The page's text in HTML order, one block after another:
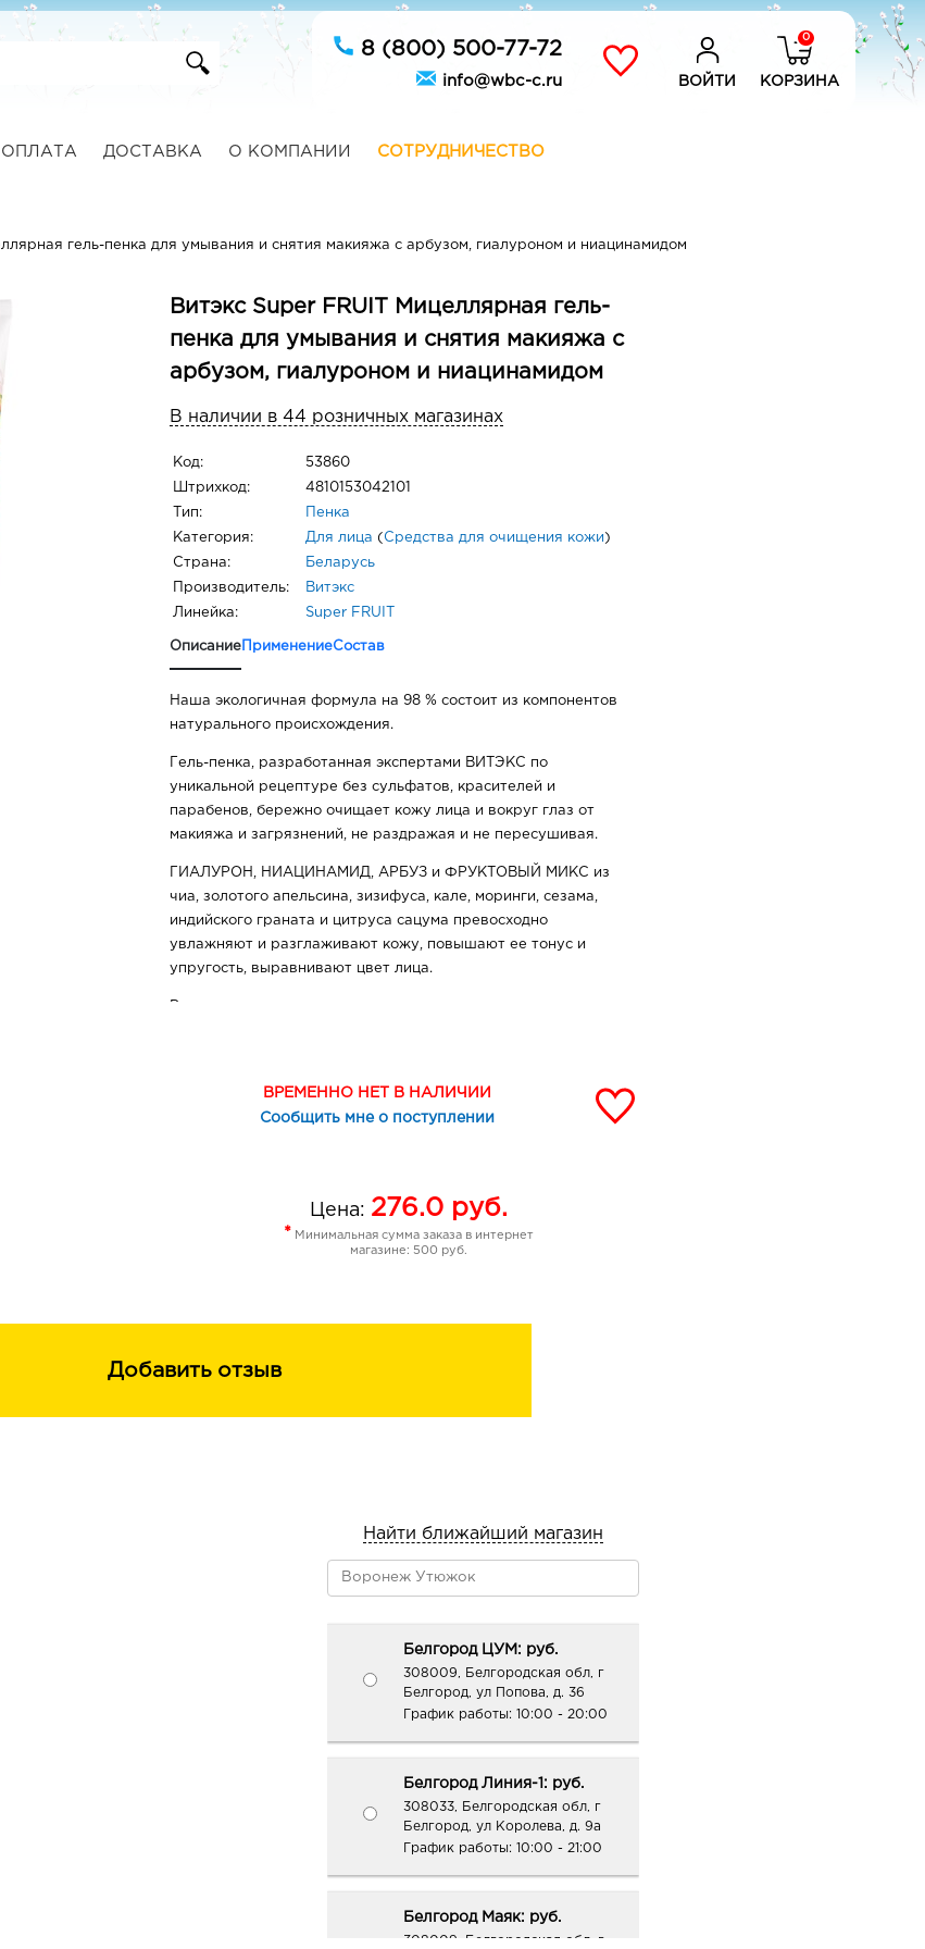
8 (800) 500-77-72
info@wbc-c.ru ВОЙТИ
0
КОРЗИНА
ОПЛАТА ДОСТАВКА О КОМПАНИИ СОТРУДНИЧЕСТВО
гель-пенка для умывания и снятия макияжа с арбузом, гиалуроном и ниацинамидом
Витэкс Super FRUIT Мицеллярная гель-
пенка для умывания и снятия макияжа с
арбузом, гиалуроном и ниацинамидом
В наличии в 44 розничных магазинах
Код: 53860
Штрихкод: 4810153042101
Тип: Пенка
Категория: Для лица ( Средства для очищения кожи )
Страна: Беларусь
Производитель: Витэкс
Линейка: Super FRUIT
Описание ПрименениеСостав
Наша экологичная формула на 98 % состоит из компонентов
натурального происхождения.
Гель-пенка, разработанная экспертами ВИТЭКС по
уникальной рецептуре без сульфатов, красителей и
парабенов, бережно очищает кожу лица и вокруг глаз от
макияжа и загрязнений, не раздражая и не пересушивая.
ГИАЛУРОН, НИАЦИНАМИД, АРБУЗ и ФРУКТОВЫЙ МИКС из
чиа, золотого апельсина, зизифуса, кале, моринги, сезама,
индийского граната и цитруса сацума превосходно
увлажняют и разглаживают кожу, повышают ее тонус и
упругость, выравнивают цвет лица.
ВРЕМЕННО НЕТ В НАЛИЧИИ
Сообщить мне о поступлении
Цена: 276.0 руб.
* Минимальная сумма заказа в интернет
магазине: 500 руб.
Добавить отзыв
Найти ближайший магазин
Белгород ЦУМ: руб.
308009, Белгородская обл, г
Белгород, ул Попова, д. 36
График работы: 10:00 - 20:00
Белгород Линия-1: руб.
308033, Белгородская обл, г
Белгород, ул Королева, д. 9а
График работы: 10:00 - 21:00
Белгород Маяк: руб.
308009, Белгородская обл, г